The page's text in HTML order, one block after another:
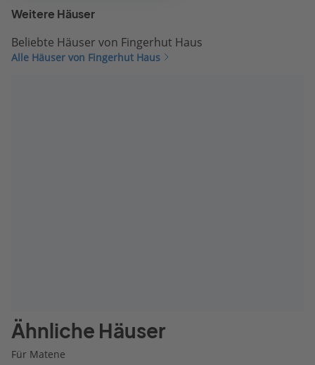
Weitere Häuser
Beliebte Häuser von Fingerhut Haus
Alle Häuser von Fingerhut Haus
Ähnliche Häuser
Für Matene